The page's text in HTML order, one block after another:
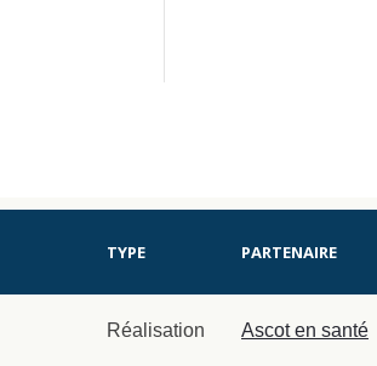
TYPE PARTENAIRE
Réalisation Ascot en santé